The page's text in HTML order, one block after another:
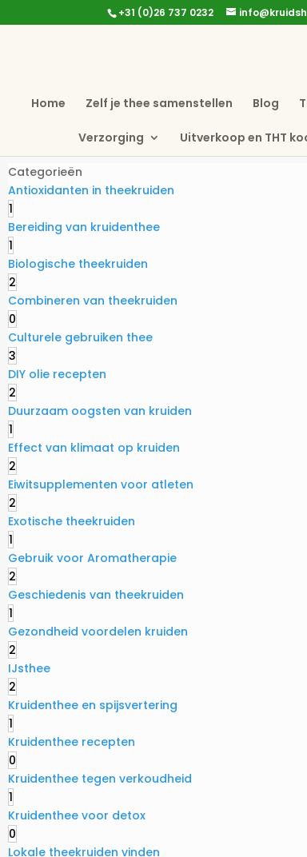
+31 (0)26 737 0232
Home Zelf je thee samenstellen Blog
Verzorging Uitverkoop en THT
Categorieën
Antioxidanten in theekruiden
1
Bereiding van kruidenthee
1
Biologische theekruiden
2
Combineren van theekruiden
0
Culturele gebruiken thee
3
DIY olie recepten
2
Duurzaam oogsten van kruiden
1
Effect van klimaat op kruiden
2
Eiwitsupplementen voor atleten
2
Exotische theekruiden
1
Gebruik voor Aromatherapie
2
Geschiedenis van theekruiden
1
Gezondheid voordelen kruiden
2
IJsthee
2
Kruidenthee en spijsvertering
1
Kruidenthee recepten
0
Kruidenthee tegen verkoudheid
1
Kruidenthee voor detox
0
Lokale theekruiden vinden